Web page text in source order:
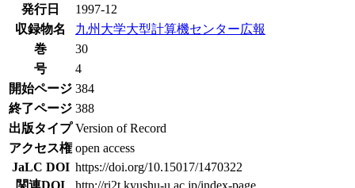
発行日
1997-12
収録物名
九州大学大型計算機センター広報
巻
30
号
4
開始ページ 384
終了ページ 388
出版タイプ Version of Record
アクセス権 open access
JaLC DOI https://doi.org/10.15017/1470322
関連DOI
http://ri2t.kyushu-u.ac.jp/index-page